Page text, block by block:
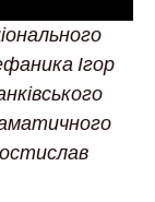
Ігор